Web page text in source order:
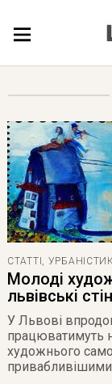
ЛОКАЦІЇ
ПУБЛІКАЦІЇ
ДОВІДКА
СТАТТІ ,
Молоді
львівські
У Львові
працюватимуть
художнього
привабливішими